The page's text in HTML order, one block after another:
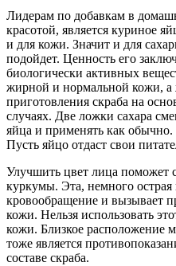
Лидерам по добавкам в
красотой, является куриное
и для кожи. Значит и для
подойдет. Ценность его
биологически активных
жирной и нормальной кожи, а
приготовления скраба на
случаях. Две ложки сахара
яйца и применять как обычно.
Пусть яйцо отдаст свои
Улучшить цвет лица поможет
куркумы. Эта, немного острая
кровообращение и вызывает
кожи. Нельзя использовать
кожи. Близкое расположение
тоже является
составе скраба.